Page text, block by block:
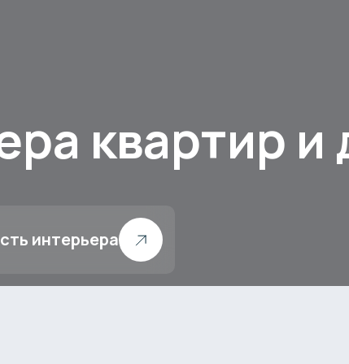
квартир и
интерьера